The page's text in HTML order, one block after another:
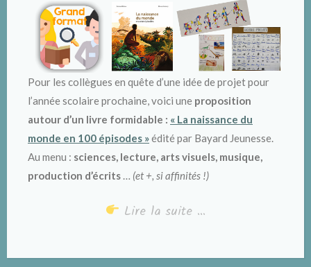
Pour les collègues en quête d’une idée de projet pour
l’année scolaire prochaine, voici une proposition
autour d’un livre formidable : « La naissance du
monde en 100 épisodes »édité par Bayard Jeunesse.
Au menu : sciences, lecture, arts visuels, musique,
production d’écrits … (et +, si affinités !)
Lire la suite …